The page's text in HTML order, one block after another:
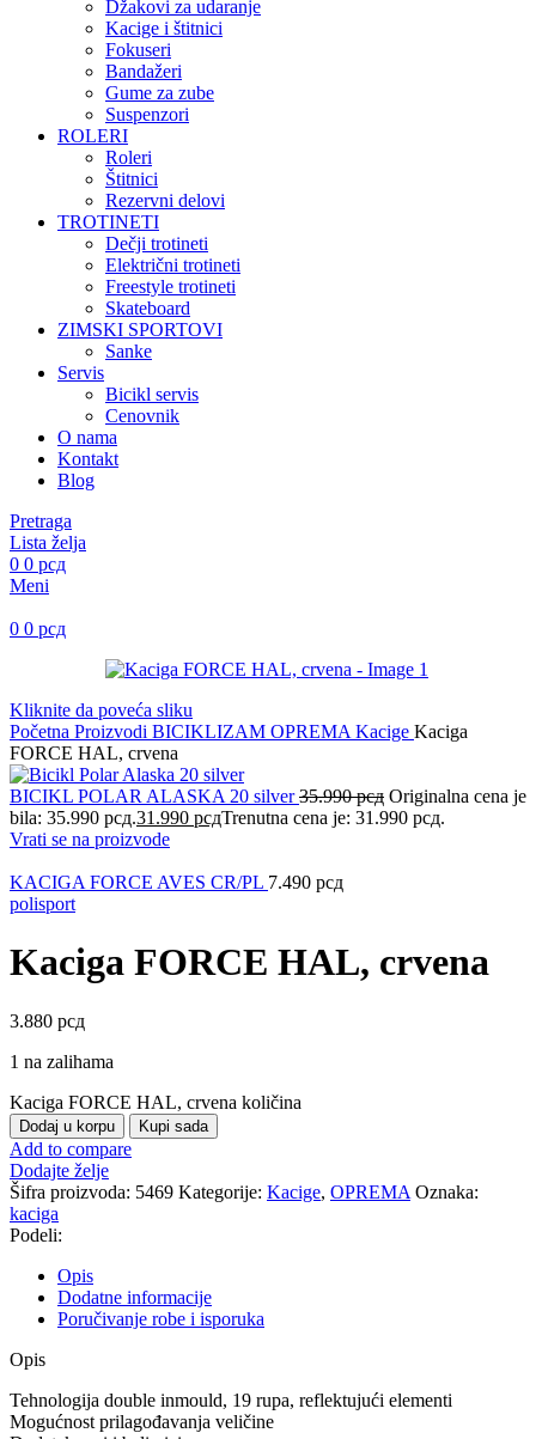
Džakovi za udaranje
Kacige i štitnici
Fokuseri
Bandažeri
Gume za zube
Suspenzori
ROLERI
Roleri
Štitnici
Rezervni delovi
TROTINETI
Dečji trotineti
Električni trotineti
Freestyle trotineti
Skateboard
ZIMSKI SPORTOVI
Sanke
Servis
Bicikl servis
Cenovnik
O nama
Kontakt
Blog
Pretraga
Lista želja
0 0 рсд
Meni
0 0 рсд
Kliknite da poveća sliku
Početna Proizvodi BICIKLIZAM OPREMA Kacige Kaciga
FORCE HAL, crvena
BICIKL POLAR ALASKA 20 silver35.990рсд Originalna cena je
bila: 35.990 рсд.31.990 рсдTrenutna cena je: 31.990 рсд.
Vrati se na proizvode
KACIGA FORCE AVES CR/PL 7.490 рсд
polisport
Kaciga FORCE HAL, crvena
3.880 рсд
1 na zalihama
Kaciga FORCE HAL, crvena količina
Dodaj u korpu Kupi sada
Add to compare
Dodajte želje
Šifra proizvoda: 5469 Kategorije: Kacige, OPREMA Oznaka:
kaciga
Podeli:
Opis
Dodatne informacije
Poručivanje robe i isporuka
Opis
Tehnologija double inmould, 19 rupa, reflektujući elementi
Mogućnost prilagođavanja veličine